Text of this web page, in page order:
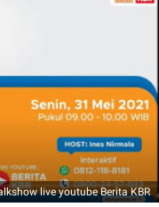
live youtube Berita KBR